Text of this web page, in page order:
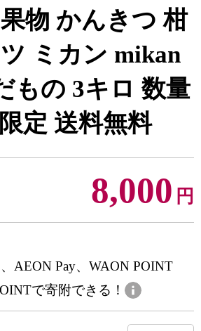
物 かんきつ 柑
ミカン mikan
もの 3キロ 数量
定 送料無料
8,000 円
AEON Pay、WAON POINT
で寄附できる！